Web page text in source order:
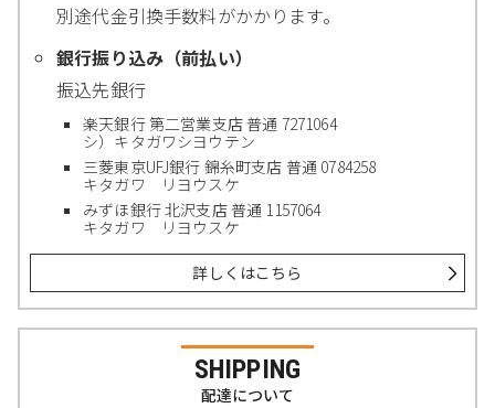
別途代金引換手数料がかかります。
銀行振り込み（前払い）
振込先銀行
楽天銀行 第二営業支店 普通 7271064
シ）キタガワシヨウテン
三菱東京UFJ銀行 錦糸町支店 普通 0784258
キタガワ リヨウスケ
みずほ銀行 北沢支店 普通 1157064
キタガワ リヨウスケ
詳しくはこちら
SHIPPING
配達について